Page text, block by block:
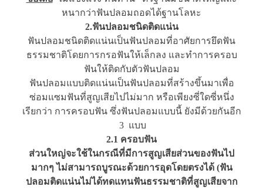
หนากว่าฟันปลอมถอดได้ฐานโลหะ
2.ฟันปลอมชนิดติดแน่น
ฟันปลอมชนิดติดแน่นเป็นฟันปลอมที่อาศัยการยึดฟัน
ธรรมชาติโดยการกรอฟันให้เล็กลง และทำการครอบ
ฟันให้ติดกับตัวฟันปลอม
ฟันปลอมแบบติดแน่นเป็นฟันปลอมที่สร้างขึ้นมาเพื่อ
ซ่อมแซมฟันที่สูญเสียไปไม่มาก หรือเพียงซี่ใดซี่หนึ่ง
เรียกว่า การครอบฟัน ซึ่งฟันปลอมแบบนี้ ยังมีด้วยกันอีก
3 แบบ
2.1 ครอบฟัน
ส่วนใหญ่จะใช้ในกรณีที่มีการสูญเสียส่วนของฟันไป
มากๆ ไม่สามารถบูรณะด้วยการอุดโดยตรงได้ (ฟัน
ปลอมติดแน่นไม่ได้ทดแทนฟันธรรมชาติที่สูญเสียจาก